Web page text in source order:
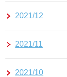
2021/12
2021/11
2021/10